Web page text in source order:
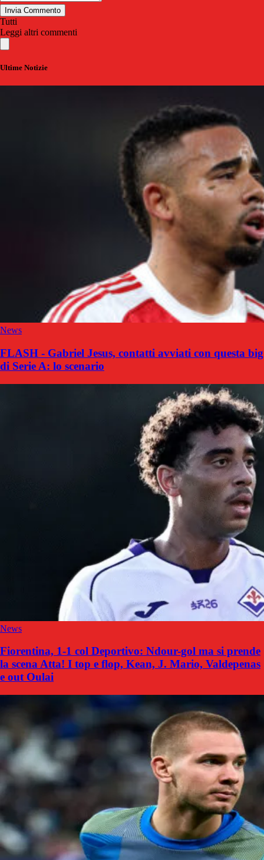
Invia Commento
Tutti
Leggi altri commenti
Ultime Notizie
News
FLASH - Gabriel Jesus, contatti avviati con questa big
di Serie A: lo scenario
News
Fiorentina, 1-1 col Deportivo: Ndour-gol ma si prende
la scena Atta! I top e flop, Kean, J. Mario, Valdepenas
e out Oulai